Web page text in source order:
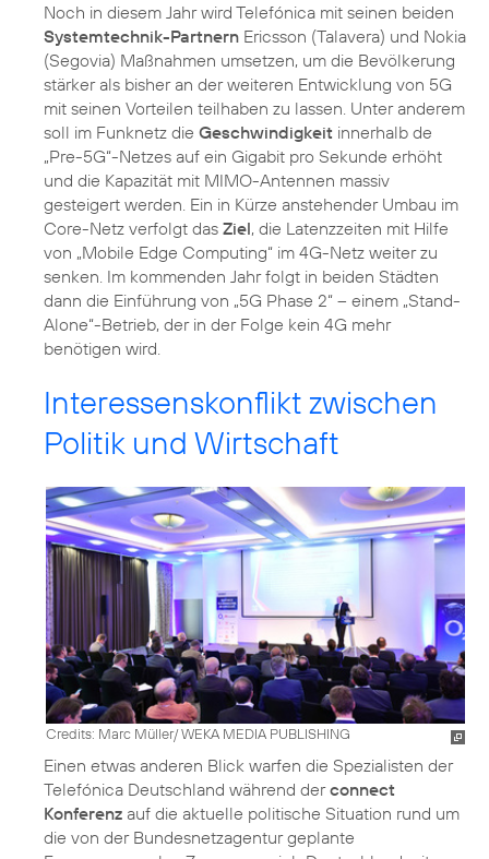
Noch in diesem Jahr wird Telefónica mit seinen beiden
Systemtechnik-Partnern Ericsson (Talavera) und Nokia
(Segovia) Maßnahmen umsetzen, um die Bevölkerung
stärker als bisher an der weiteren Entwicklung von 5G
mit seinen Vorteilen teilhaben zu lassen. Unter anderem
soll im Funknetz die Geschwindigkeit innerhalb de
„Pre-5G“-Netzes auf ein Gigabit pro Sekunde erhöht
und die Kapazität mit MIMO-Antennen massiv
gesteigert werden. Ein in Kürze anstehender Umbau im
Core-Netz verfolgt das Ziel, die Latenzzeiten mit Hilfe
von „Mobile Edge Computing“ im 4G-Netz weiter zu
senken. Im kommenden Jahr folgt in beiden Städten
dann die Einführung von „5G Phase 2“ – einem „Stand-
Alone“-Betrieb, der in der Folge kein 4G mehr
benötigen wird.
Interessenskonflikt zwischen
Politik und Wirtschaft
Credits: Marc Müller/ WEKA MEDIA PUBLISHING
Einen etwas anderen Blick warfen die Spezialisten der
Telefónica Deutschland während derconnect
Konferenz auf die aktuelle politische Situation rund um
die von der Bundesnetzagentur geplante